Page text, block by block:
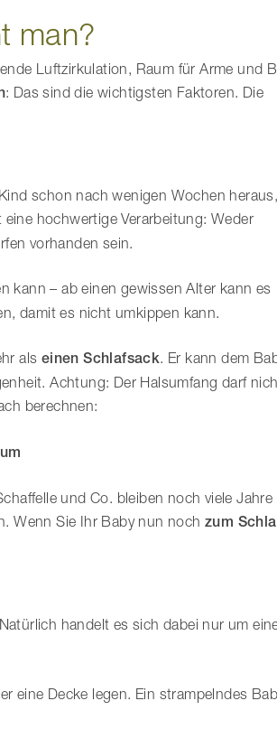
man?
Luftzirkulation, Raum für Arme und
: Das sind die wichtigsten Faktoren. Die
schon nach wenigen Wochen heraus,
hochwertige Verarbeitung: Weder
vorhanden sein.
kann – ab einen gewissen Alter kann es
damit es nicht umkippen kann.
als einen Schlafsack. Er kann dem
Achtung: Der Halsumfang darf
berechnen:
und Co. bleiben noch viele Jahre
Wenn Sie Ihr Baby nun nochzum
handelt es sich dabei nur um
eine Decke legen. Ein strampelndes